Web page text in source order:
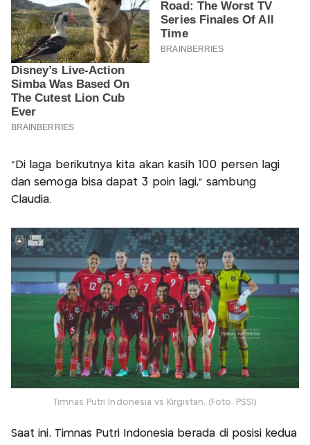
"Di laga berikutnya kita akan kasih 100 persen lagi
dan semoga bisa dapat 3 poin lagi," sambung
Claudia.
Timnas Putri Indonesia vs Kirgistan. (Foto: PSSI)
Saat ini, Timnas Putri Indonesia berada di posisi kedua